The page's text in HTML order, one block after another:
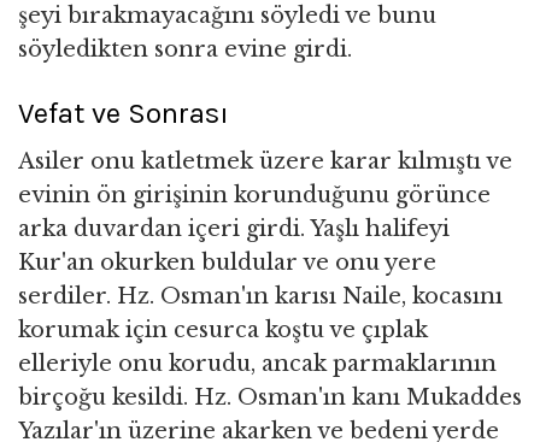
şeyi bırakmayacağını söyledi ve bunu
söyledikten sonra evine girdi.
Vefat ve Sonrası
Asiler onu katletmek üzere karar kılmıştı ve
evinin ön girişinin korunduğunu görünce
arka duvardan içeri girdi. Yaşlı halifeyi
Kur'an okurken buldular ve onu yere
serdiler. Hz. Osman'ın karısı Naile, kocasını
korumak için cesurca koştu ve çıplak
elleriyle onu korudu, ancak parmaklarının
birçoğu kesildi. Hz. Osman'ın kanı Mukaddes
Yazılar'ın üzerine akarken ve bedeni yerde